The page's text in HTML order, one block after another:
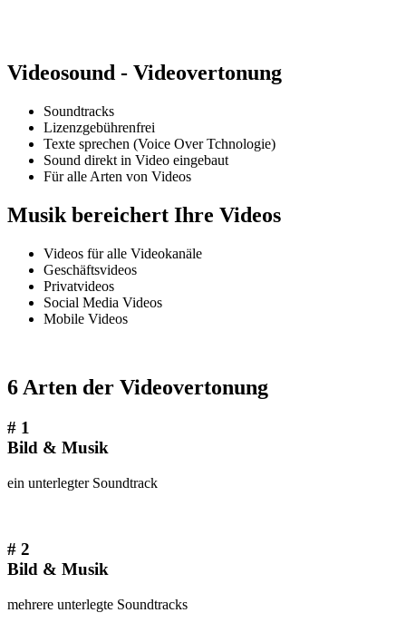
Videosound - Videovertonung
Soundtracks
Lizenzgebührenfrei
Texte sprechen (Voice Over Tchnologie)
Sound direkt in Video eingebaut
Für alle Arten von Videos
Musik bereichert Ihre Videos
Videos für alle Videokanäle
Geschäftsvideos
Privatvideos
Social Media Videos
Mobile Videos
6 Arten der Videovertonung
# 1
Bild & Musik
ein unterlegter Soundtrack
# 2
Bild & Musik
mehrere unterlegte Soundtracks